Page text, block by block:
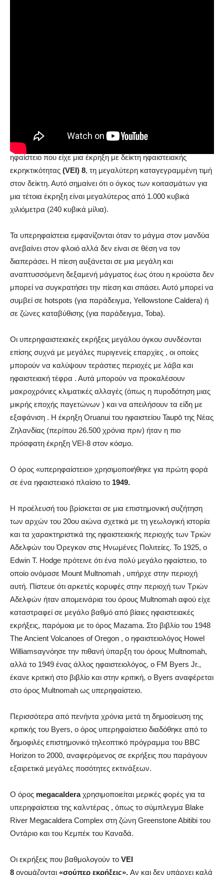
Αρχικά, ας δούμε τι είναι έναSupervolcano.
«υπερηφαίστειο» δηλαδή. Ένα υπερηφαίστειο είναι ένα
ηφαίστειο που είχε μια έκρηξη με δείκτη ηφαιστειακής
εκρηκτικότητας (VEI) 8, τη μεγαλύτερη καταγεγραμμένη τιμή
στον δείκτη. Αυτό σημαίνει ότι ο όγκος των κοιτασμάτων για
μια τέτοια έκρηξη είναι μεγαλύτερος από 1.000 κυβικά
χιλιόμετρα (240 κυβικά μίλια).
Τα υπερηφαίστεια εμφανίζονται όταν το μάγμα στον μανδύα
ανεβαίνει στον φλοιό αλλά δεν είναι σε θέση να τον
διαπεράσει. Η πίεση αυξάνεται σε μια μεγάλη και
αναπτυσσόμενη δεξαμενή μάγματος έως ότου η κρούστα δεν
μπορεί να συγκρατήσει την πίεση και σπάσει. Αυτό μπορεί να
συμβεί σε hotspots (για παράδειγμα, Yellowstone Caldera) ή
σε ζώνες καταβύθισης (για παράδειγμα, Toba).
Οι υπερηφαιστειακές εκρήξεις μεγάλου όγκου συνδέονται
επίσης συχνά με μεγάλες πυριγενείς επαρχίες , οι οποίες
μπορούν να καλύψουν τεράστιες περιοχές με λάβα και
ηφαιστειακή τέφρα . Αυτά μπορούν να προκαλέσουν
μακροχρόνιες κλιματικές αλλαγές (όπως η πυροδότηση μιας
μικρής εποχής παγετώνων ) και να απειλήσουν τα είδη με
εξαφάνιση . Η έκρηξη Oruanui του ηφαιστείου Taupō της Νέας
Ζηλανδίας (περίπου 26.500 χρόνια πριν) ήταν η πιο
πρόσφατη έκρηξη VEI-8 στον κόσμο.
Ο όρος «υπερηφαίστειο» χρησιμοποιήθηκε για πρώτη φορά
σε ένα ηφαιστειακό πλαίσιο το 1949.
Η προέλευσή του βρίσκεται σε μια επιστημονική συζήτηση
των αρχών του 20ου αιώνα σχετικά με τη γεωλογική ιστορία
και τα χαρακτηριστικά της ηφαιστειακής περιοχής των Τριών
Αδελφών του Όρεγκον στις Ηνωμένες Πολιτείες. Το 1925, ο
Edwin T. Hodge πρότεινε ότι ένα πολύ μεγάλο ηφαίστειο, το
οποίο ονόμασε Mount Multnomah , υπήρχε στην περιοχή
αυτή. Πίστευε ότι αρκετές κορυφές στην περιοχή των Τριών
Αδελφών ήταν απομεινάρια του όρους Multnomah αφού είχε
καταστραφεί σε μεγάλο βαθμό από βίαιες ηφαιστειακές
εκρήξεις, παρόμοια με το όρος Mazama. Στο βιβλίο του 1948
The Ancient Volcanoes of Oregon , ο ηφαιστειολόγος Howel
Williamsαγνόησε την πιθανή ύπαρξη του όρους Multnomah,
αλλά το 1949 ένας άλλος ηφαιστειολόγος, ο FM Byers Jr.,
έκανε κριτική στο βιβλίο και στην κριτική, ο Byers αναφέρεται
στο όρος Multnomah ως υπερηφαίστειο.
Περισσότερα από πενήντα χρόνια μετά τη δημοσίευση της
κριτικής του Byers, ο όρος υπερηφαίστειο διαδόθηκε από το
δημοφιλές επιστημονικό τηλεοπτικό πρόγραμμα του BBC
Horizon το 2000, αναφερόμενος σε εκρήξεις που παράγουν
εξαιρετικά μεγάλες ποσότητες εκτινάξεων.
Ο όρος megacalderaχρησιμοποιείται μερικές φορές για τα
υπερηφαίστεια της καλντέρας , όπως το σύμπλεγμα Blake
River Megacaldera Complex στη ζώνη Greenstone Abitibi του
Οντάριο και του Κεμπέκ του Καναδά.
Οι εκρήξεις που βαθμολογούν το VEI
8 ονομάζονται «σούπερ εκρήξεις». Αν και δεν υπάρχει καλά